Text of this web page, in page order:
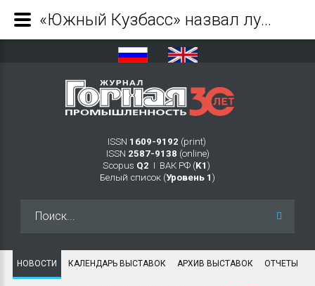
ISSN 1609-9192 (print)
ISSN 2587-9138 (online)
Scopus Q2 Ι ВАК РФ (K1 )
Белый список (Уровень 1 )
НОВОСТИ КАЛЕНДАРЬ ВЫСТАВОК АРХИВ ВЫСТАВОК ОТЧЕТЫ
«Южный Кузбасс» назвал лучших по профессии - Журнал Горная промышленность